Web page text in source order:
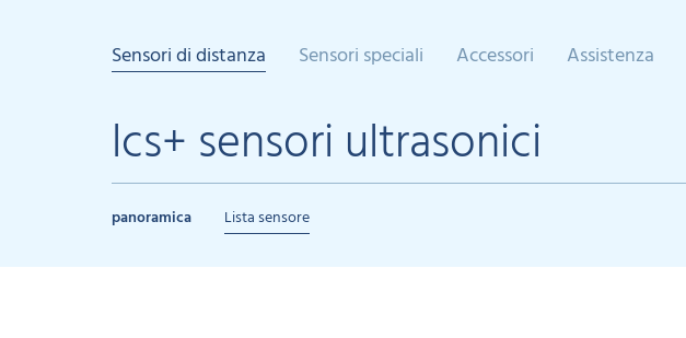
Sensori di distanza Sensori speciali Accessori Assistenza
lcs+ sensori ultrasonici
panoramica Lista sensore